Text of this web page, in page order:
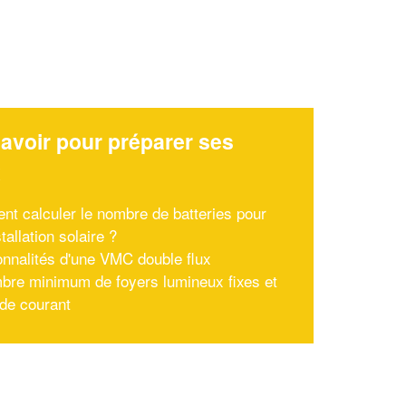
pour préparer ses
calculer le nombre de batteries pour
solaire ?
d'une VMC double flux
minimum de foyers lumineux fixes et
courant